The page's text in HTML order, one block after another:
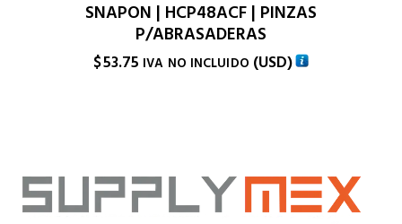
SNAPON | HCP48ACF | PINZAS
P/ABRASADERAS
$53.75 IVA NO INCLUIDO (USD)